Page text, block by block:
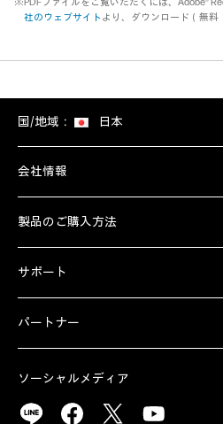
社のウェブサイト より、ダウンロード（無料
国/地域： 日本
会社情報
製品のご購入方法
サポート
パートナー
ソーシャルメディア